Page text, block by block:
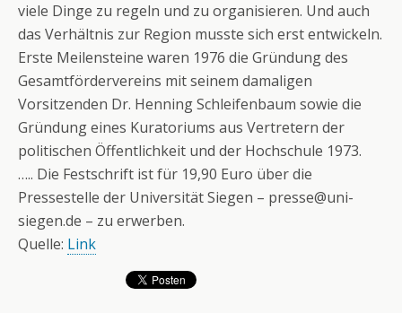
viele Dinge zu regeln und zu organisieren. Und auch
das Verhältnis zur Region musste sich erst entwickeln.
Erste Meilensteine waren 1976 die Gründung des
Gesamtfördervereins mit seinem damaligen
Vorsitzenden Dr. Henning Schleifenbaum sowie die
Gründung eines Kuratoriums aus Vertretern der
politischen Öffentlichkeit und der Hochschule 1973.
….. Die Festschrift ist für 19,90 Euro über die
Pressestelle der Universität Siegen – presse@uni-
siegen.de – zu erwerben.
Quelle: Link